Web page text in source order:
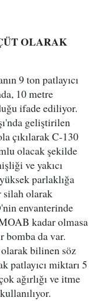
OLARAK
9 ton patlayıcı
10 metre
ifade ediliyor.
geliştirilen
çıkılarak C-130
olacak şekilde
ve yakıcı
parlaklığa
silah olarak
envanterinde
kadar olmasa
bomba da var.
bilinen söz
patlayıcı miktarı 5
ağırlığı ve itme